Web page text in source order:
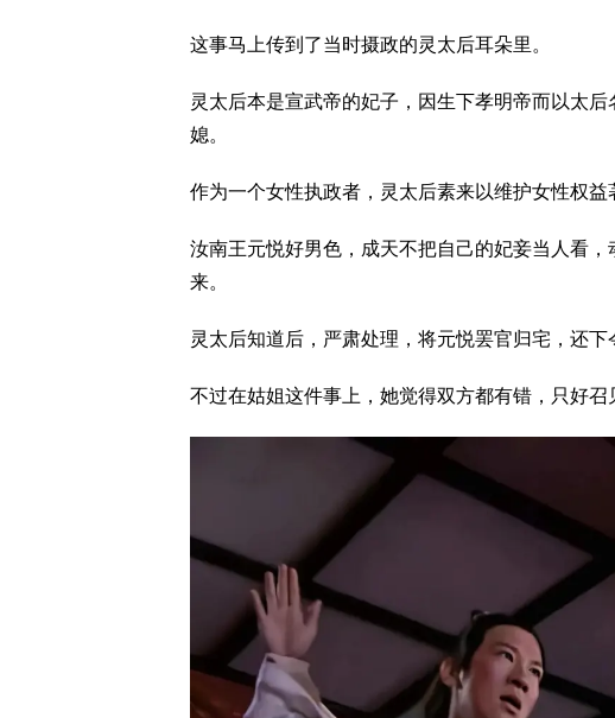
这事马上传到了当时摄政的灵太后耳朵里。
灵太后本是宣武帝的妃子，因生下孝明帝而以太
媳。
作为一个女性执政者，灵太后素来以维护女性权益
汝南王元悦好男色，成天不把自己的妃妾当人看
来。
灵太后知道后，严肃处理，将元悦罢官归宅，还下
不过在姑姐这件事上，她觉得双方都有错，只好召